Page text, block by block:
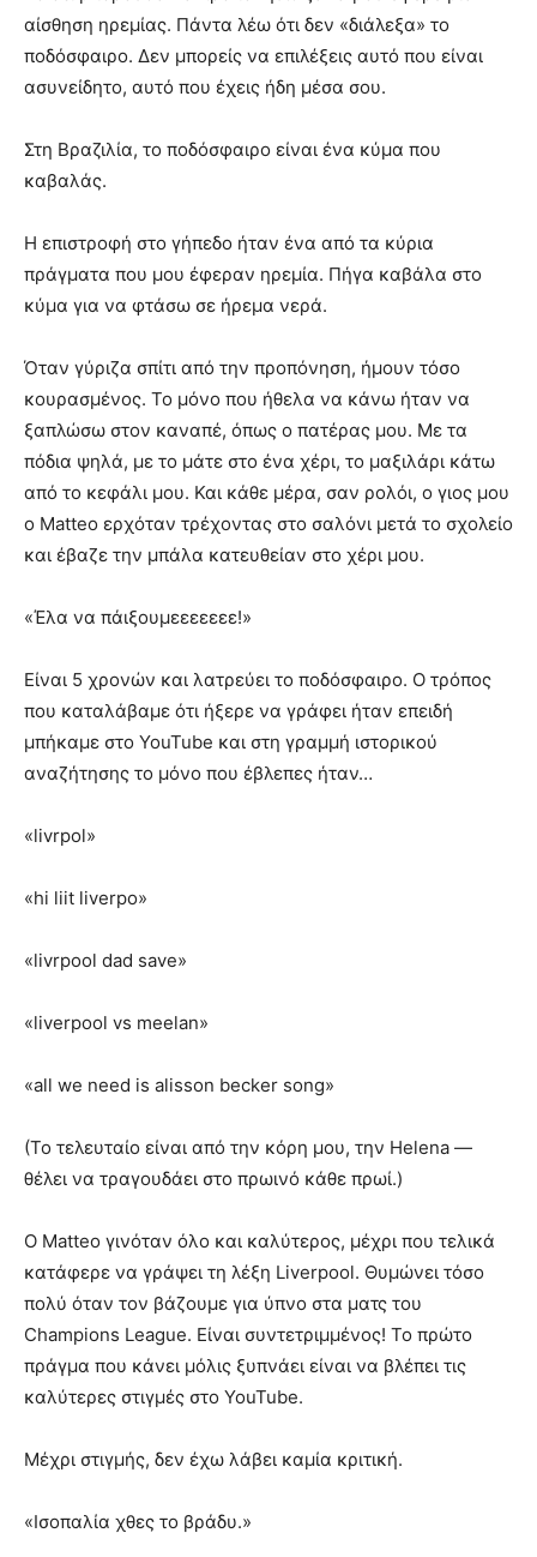
αίσθηση ηρεμίας. Πάντα λέω ότι δεν «διάλεξα» το
ποδόσφαιρο. Δεν μπορείς να επιλέξεις αυτό που είναι
ασυνείδητο, αυτό που έχεις ήδη μέσα σου.
Στη Βραζιλία, το ποδόσφαιρο είναι ένα κύμα που
καβαλάς.
Η επιστροφή στο γήπεδο ήταν ένα από τα κύρια
πράγματα που μου έφεραν ηρεμία. Πήγα καβάλα στο
κύμα για να φτάσω σε ήρεμα νερά.
Όταν γύριζα σπίτι από την προπόνηση, ήμουν τόσο
κουρασμένος. Το μόνο που ήθελα να κάνω ήταν να
ξαπλώσω στον καναπέ, όπως ο πατέρας μου. Με τα
πόδια ψηλά, με το μάτε στο ένα χέρι, το μαξιλάρι κάτω
από το κεφάλι μου. Και κάθε μέρα, σαν ρολόι, ο γιος μου
ο Matteo ερχόταν τρέχοντας στο σαλόνι μετά το σχολείο
και έβαζε την μπάλα κατευθείαν στο χέρι μου.
«Έλα να πάιξουμεεεεεεε!»
Είναι 5 χρονών και λατρεύει το ποδόσφαιρο. Ο τρόπος
που καταλάβαμε ότι ήξερε να γράφει ήταν επειδή
μπήκαμε στο YouTube και στη γραμμή ιστορικού
αναζήτησης το μόνο που έβλεπες ήταν…
«livrpol»
«hi liit liverpo»
«livrpool dad save»
«liverpool vs meelan»
«all we need is alisson becker song»
(Το τελευταίο είναι από την κόρη μου, την Helena —
θέλει να τραγουδάει στο πρωινό κάθε πρωί.)
Ο Matteo γινόταν όλο και καλύτερος, μέχρι που τελικά
κατάφερε να γράψει τη λέξη Liverpool. Θυμώνει τόσο
πολύ όταν τον βάζουμε για ύπνο στα ματς του
Champions League. Είναι συντετριμμένος! Το πρώτο
πράγμα που κάνει μόλις ξυπνάει είναι να βλέπει τις
καλύτερες στιγμές στο YouTube.
Μέχρι στιγμής, δεν έχω λάβει καμία κριτική.
«Ισοπαλία χθες το βράδυ.»